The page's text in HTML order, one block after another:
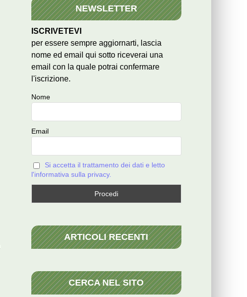
NEWSLETTER
ISCRIVETEVI
per essere sempre aggiornarti, lascia
nome ed email qui sotto riceverai una
email con la quale potrai confermare
l'iscrizione.
Nome
Email
Si accetta il trattamento dei dati e letto
l'informativa sulla privacy.
ARTICOLI RECENTI
CERCA NEL SITO